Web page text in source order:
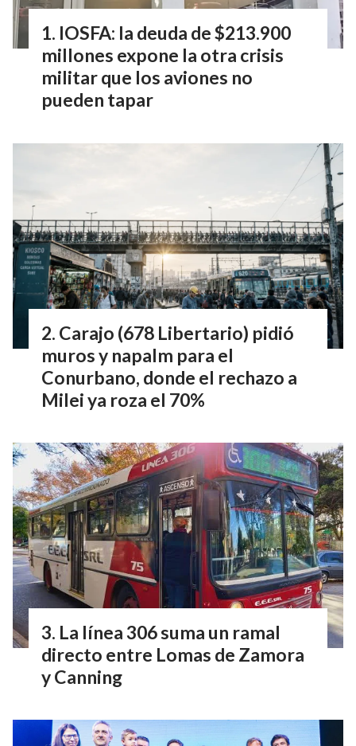
IOSFA: la deuda de $213.900
millones expone la otra crisis
militar que los aviones no
pueden tapar
Carajo (678 Libertario) pidió
muros y napalm para el
Conurbano, donde el rechazo a
Milei ya roza el 70%
La línea 306 suma un ramal
directo entre Lomas de Zamora
y Canning